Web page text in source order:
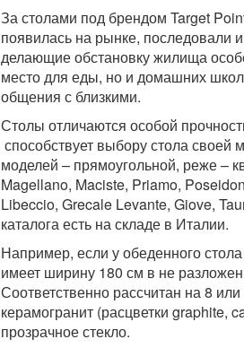
За столами под брендом Target
появилась на рынке, последовали
делающие обстановку жилища
место для еды, но и домашних
общения с близкими.
Столы отличаются особой
способствует выбору стола своей
моделей – прямоугольной, реже –
Magellano, Maciste, Priamo,
Libeccio, Grecale Levante, Giove,
каталога есть на складе в Италии.
Например, если у обеденного
имеет ширину 180 см в не
Соответственно рассчитан на 8
керамогранит (расцветки graphite,
прозрачное стекло.